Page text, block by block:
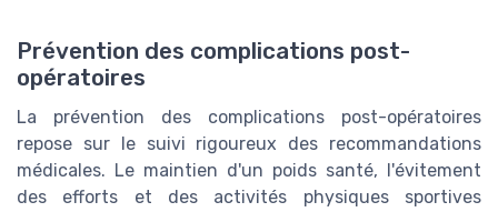
Prévention des complications post-
opératoires
La prévention des complications post-opératoires
repose sur le suivi rigoureux des recommandations
médicales. Le maintien d'un poids santé, l'évitement
des efforts et des activités physiques sportives